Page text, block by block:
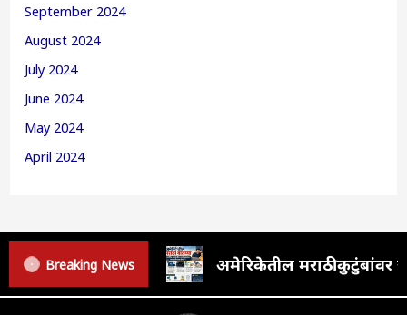
September 2024
August 2024
July 2024
June 2024
May 2024
April 2024
Breaking News अमेरिकेतील मराठी कुटुंबांवर